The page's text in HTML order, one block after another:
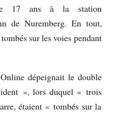
17 ans à la station
de Nuremberg. En tout,
sur les voies pendant
dépeignait le double
», lors duquel « trois
étaient « tombés sur la